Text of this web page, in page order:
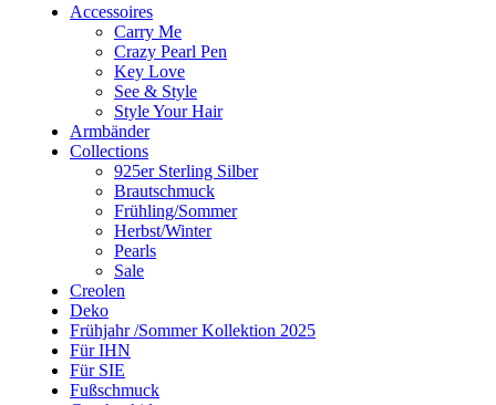
Accessoires
Carry Me
Crazy Pearl Pen
Key Love
See & Style
Style Your Hair
Armbänder
Collections
925er Sterling Silber
Brautschmuck
Frühling/Sommer
Herbst/Winter
Pearls
Sale
Creolen
Deko
Frühjahr /Sommer Kollektion 2025
Für IHN
Für SIE
Fußschmuck